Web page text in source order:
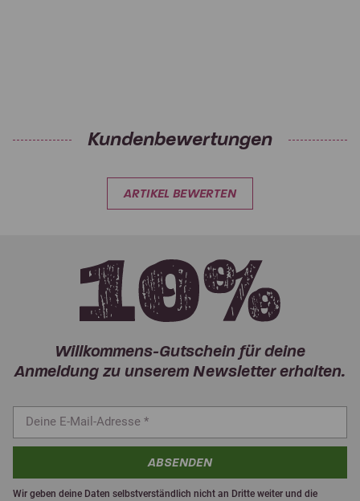
Kundenbewertungen
ARTIKEL BEWERTEN
Willkommens-Gutschein für deine
Anmeldung zu unserem Newsletter erhalten.
ABSENDEN
Wir geben deine Daten selbstverständlich nicht an Dritte weiter und die